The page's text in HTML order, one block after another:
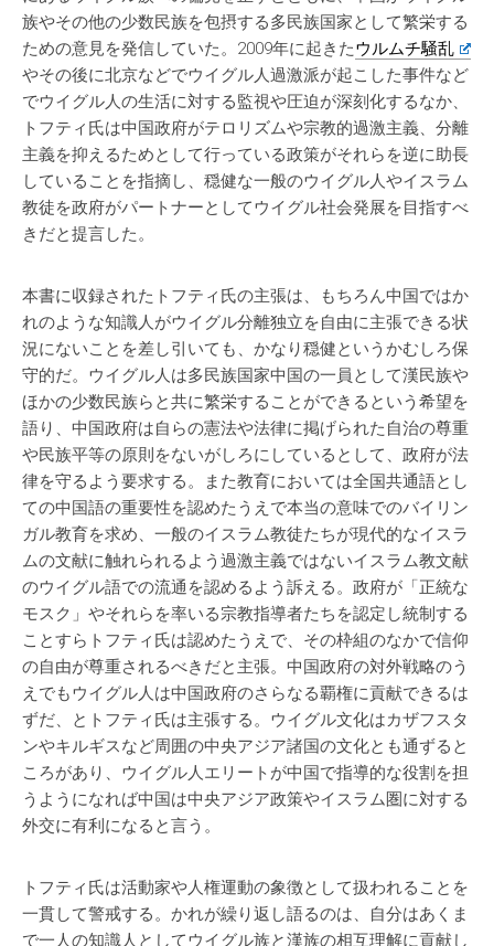
族やその他の少数民族を包摂する多民族国家として繁栄する
ための意見を発信していた。2009年に起きたウルムチ騒乱
やその後に北京などでウイグル人過激派が起こした事件など
でウイグル人の生活に対する監視や圧迫が深刻化するなか、
トフティ氏は中国政府がテロリズムや宗教的過激主義、分離
主義を抑えるためとして行っている政策がそれらを逆に助長
していることを指摘し、穏健な一般のウイグル人やイスラム
教徒を政府がパートナーとしてウイグル社会発展を目指すべ
きだと提言した。
本書に収録されたトフティ氏の主張は、もちろん中国ではか
れのような知識人がウイグル分離独立を自由に主張できる状
況にないことを差し引いても、かなり穏健というかむしろ保
守的だ。ウイグル人は多民族国家中国の一員として漢民族や
ほかの少数民族らと共に繁栄することができるという希望を
語り、中国政府は自らの憲法や法律に掲げられた自治の尊重
や民族平等の原則をないがしろにしているとして、政府が法
律を守るよう要求する。また教育においては全国共通語とし
ての中国語の重要性を認めたうえで本当の意味でのバイリン
ガル教育を求め、一般のイスラム教徒たちが現代的なイスラ
ムの文献に触れられるよう過激主義ではないイスラム教文献
のウイグル語での流通を認めるよう訴える。政府が「正統な
モスク」やそれらを率いる宗教指導者たちを認定し統制する
ことすらトフティ氏は認めたうえで、その枠組のなかで信仰
の自由が尊重されるべきだと主張。中国政府の対外戦略のう
えでもウイグル人は中国政府のさらなる覇権に貢献できるは
ずだ、とトフティ氏は主張する。ウイグル文化はカザフスタ
ンやキルギスなど周囲の中央アジア諸国の文化とも通ずると
ころがあり、ウイグル人エリートが中国で指導的な役割を担
うようになれば中国は中央アジア政策やイスラム圏に対する
外交に有利になると言う。
トフティ氏は活動家や人権運動の象徴として扱われることを
一貫して警戒する。かれが繰り返し語るのは、自分はあくま
で一人の知識人としてウイグル族と漢族の相互理解に貢献し